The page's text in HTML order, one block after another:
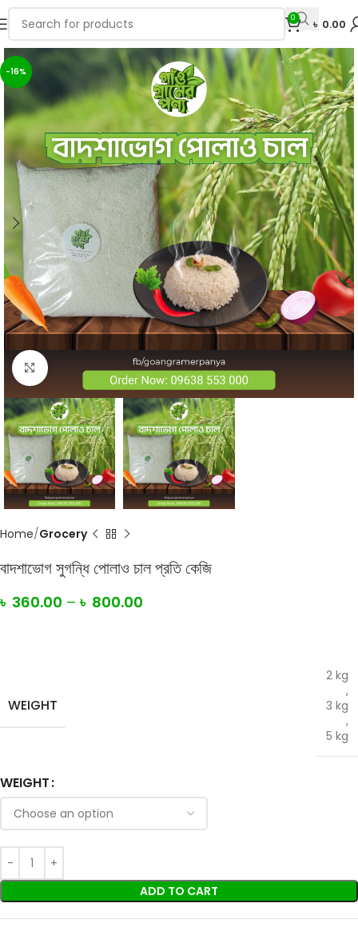
0 ৳ 0.00
-16%
Click to enlarge
Home Grocery
বাদশাভোগ সুগন্ধি পোলাও চাল প্রতি কেজি
৳ 360.00 – ৳ 800.00
WEIGHT
2 kg
,
3 kg
,
5 kg
WEIGHT
ADD TO CART